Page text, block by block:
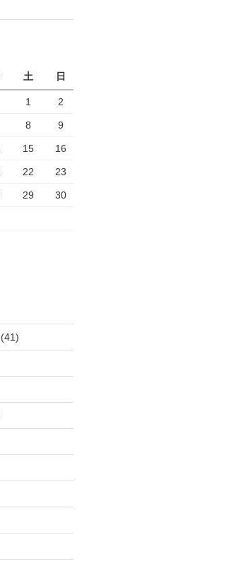
土 日
1 2
8 9
15 16
22 23
29 30
(41)